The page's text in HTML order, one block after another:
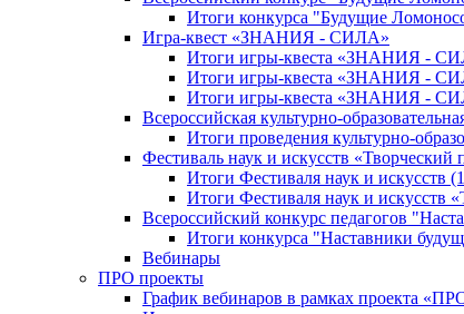
Итоги конкурса "Будущие
Игра-квест «ЗНАНИЯ - СИЛА»
Итоги игры-квеста «ЗНАНИЯ -
Итоги игры-квеста «ЗНАНИЯ -
Итоги игры-квеста «ЗНАНИЯ -
Всероссийская культурно-
Итоги проведения культурно-
Фестиваль наук и искусств «Творческий
Итоги Фестиваля наук и искусств
Итоги Фестиваля наук и искусств
Всероссийский конкурс педагогов
Итоги конкурса "Наставники
Вебинары
ПРО проекты
График вебинаров в рамках проекта